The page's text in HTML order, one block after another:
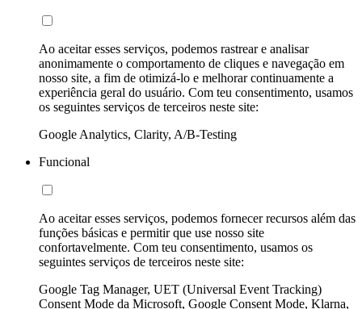
Ao aceitar esses serviços, podemos rastrear e analisar
anonimamente o comportamento de cliques e navegação em
nosso site, a fim de otimizá-lo e melhorar continuamente a
experiência geral do usuário. Com teu consentimento, usamos
os seguintes serviços de terceiros neste site:
Google Analytics, Clarity, A/B-Testing
Funcional
Ao aceitar esses serviços, podemos fornecer recursos além das
funções básicas e permitir que use nosso site
confortavelmente. Com teu consentimento, usamos os
seguintes serviços de terceiros neste site:
Google Tag Manager, UET (Universal Event Tracking)
Consent Mode da Microsoft, Google Consent Mode, Klarna,